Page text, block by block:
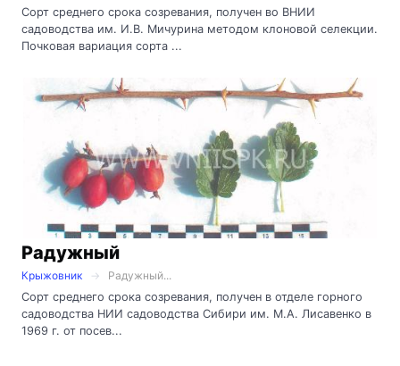
Сорт среднего срока созревания, получен во ВНИИ
садоводства им. И.В. Мичурина методом клоновой селекции.
Почковая вариация сорта ...
Радужный
Крыжовник
Радужный...
Сорт среднего срока созревания, получен в отделе горного
садоводства НИИ садоводства Сибири им. М.А. Лисавенко в
1969 г. от посев...